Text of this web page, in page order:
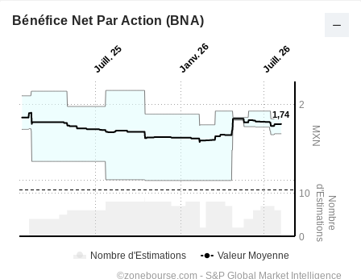
Bénéfice Net Par Action (BNA)